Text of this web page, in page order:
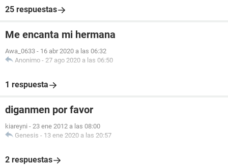
25 respuestas
Me encanta mi hermana
Awa_0633 - 16 abr 2020 a las 06:32
Anonimo - 27 ago 2020 a las 06:50
1 respuesta
diganmen por favor
kiareyni - 23 ene 2012 a las 08:00
Genesis - 13 ene 2020 a las 20:57
2 respuestas